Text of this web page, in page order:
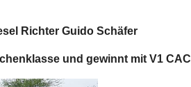
Richter Guido Schäfer
und gewinnt mit V1